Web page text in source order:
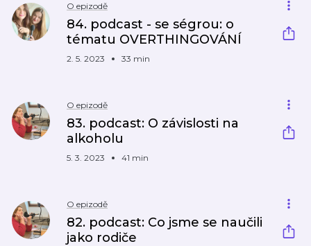
O epizodě
84. podcast - se ségrou: o
tématu OVERTHINGOVÁNÍ
2. 5. 2023 33 min
O epizodě
83. podcast: O závislosti na
alkoholu
5. 3. 2023 41 min
O epizodě
82. podcast: Co jsme se naučili
jako rodiče